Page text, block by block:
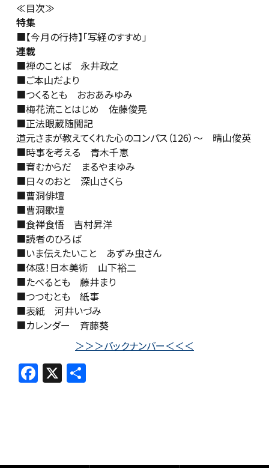
≪目次≫
特集
■【今月の行持】「写経のすすめ」
連載
■禅のことば 永井政之
■ご本山だより
■つくるとも おおあみゆみ
■梅花流ことはじめ 佐藤俊晃
■正法眼蔵随聞記
道元さまが教えてくれた心のコンパス（126）～ 晴山俊英
■時事を考える 青木千恵
■育むからだ まるやまゆみ
■日々のおと 深山さくら
■曹洞俳壇
■曹洞歌壇
■食禅食悟 吉村昇洋
■読者のひろば
■いま伝えたいこと あずみ虫さん
■体感！日本美術 山下裕二
■たべるとも 藤井まり
■つつむとも 紙事
■表紙 河井いづみ
■カレンダー 斉藤葵
＞＞＞バックナンバー＜＜＜
F
a
X 共